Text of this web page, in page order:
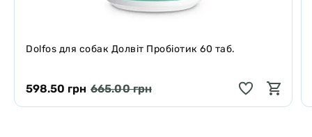
Dolfos для собак Долвіт Пробіотик 60 таб.
598.50 грн 665.00 грн